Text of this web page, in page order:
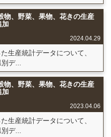
物、野菜、果物、花きの生産
加
2024.04.29
生産統計データについて、
デ...
物、野菜、果物、花きの生産
加
2023.04.06
生産統計データについて、
デ...